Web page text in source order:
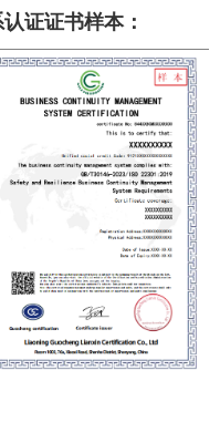
证证书样本：